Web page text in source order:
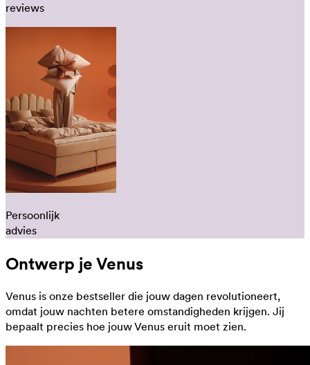
reviews
Persoonlijk
advies
Ontwerp je Venus
Venus is onze bestseller die jouw dagen revolutioneert,
omdat jouw nachten betere omstandigheden krijgen. Jij
bepaalt precies hoe jouw Venus eruit moet zien.